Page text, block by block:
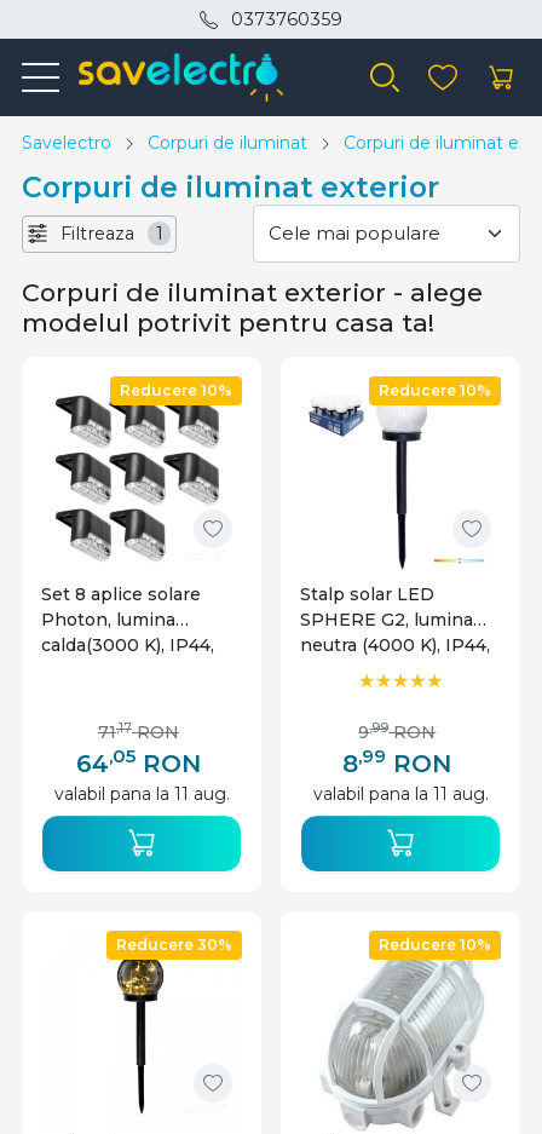
0373760359
Savelectro Corpuri de iluminat Corpuri de iluminat
Corpuri de iluminat exterior
Filtreaza 1
Corpuri de iluminat exterior - alege
modelul potrivit pentru casa ta!
Reducere 10%
Set 8 aplice solare
Photon, lumina
calda(3000 K), IP44,
64,05 RON
71,17 RON
valabil pana la 11 aug.
Reducere 10%
Stalp solar LED
SPHERE G2, lumina
neutra (4000 K), IP44,
8,99 RON
9,99 RON
valabil pana la 11 aug.
Reducere 30% Reducere 10%